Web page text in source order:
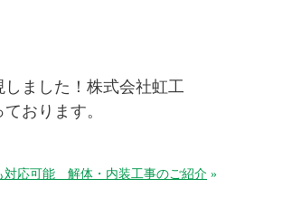
ました！株式会社虹工
おります。
対応可能 解体・内装工事のご紹介 »